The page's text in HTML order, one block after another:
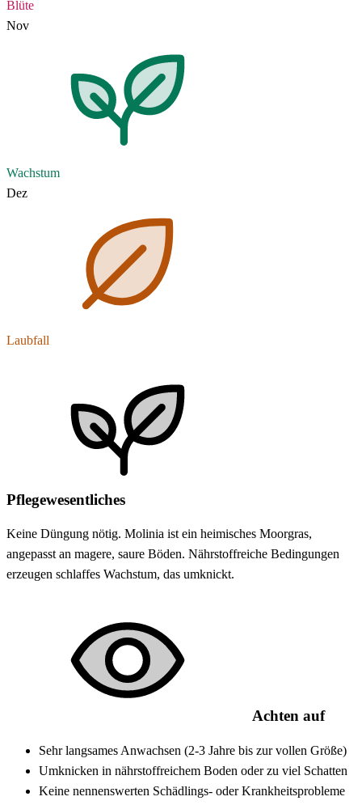
Blüte
Nov
Wachstum
Dez
Laubfall
Pflegewesentliches
Keine Düngung nötig. Molinia ist ein heimisches Moorgras,
angepasst an magere, saure Böden. Nährstoffreiche Bedingungen
erzeugen schlaffes Wachstum, das umknickt.
Achten auf
Sehr langsames Anwachsen (2-3 Jahre bis zur vollen Größe)
Umknicken in nährstoffreichem Boden oder zu viel Schatten
Keine nennenswerten Schädlings- oder Krankheitsprobleme